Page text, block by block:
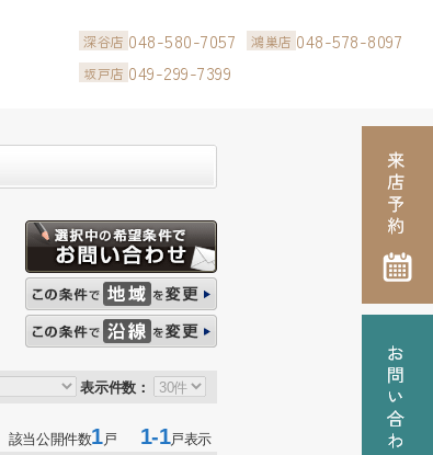
深谷店 048-580-7057 鴻巣店 048-578-8097
坂戸店 049-299-7399
表示件数：
該当公開件数1戸 1-1戸表示